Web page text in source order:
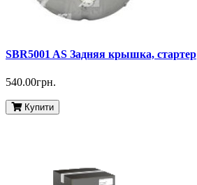
SBR5001 AS Задняя крышка, стартер
540.00грн.
Купити